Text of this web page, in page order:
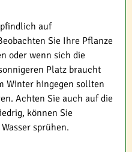
auf
Sie Ihre Pflanze
oder wenn sich die
Platz braucht
Winter hingegen sollten
Achten Sie auch auf die
können Sie
sprühen.